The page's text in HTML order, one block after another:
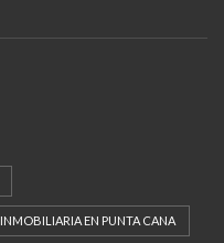
INMOBILIARIA EN PUNTA CANA